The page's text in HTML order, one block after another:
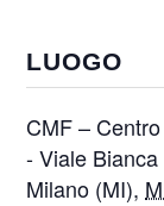
LUOGO
CMF –
- Viale
Milano (MI),